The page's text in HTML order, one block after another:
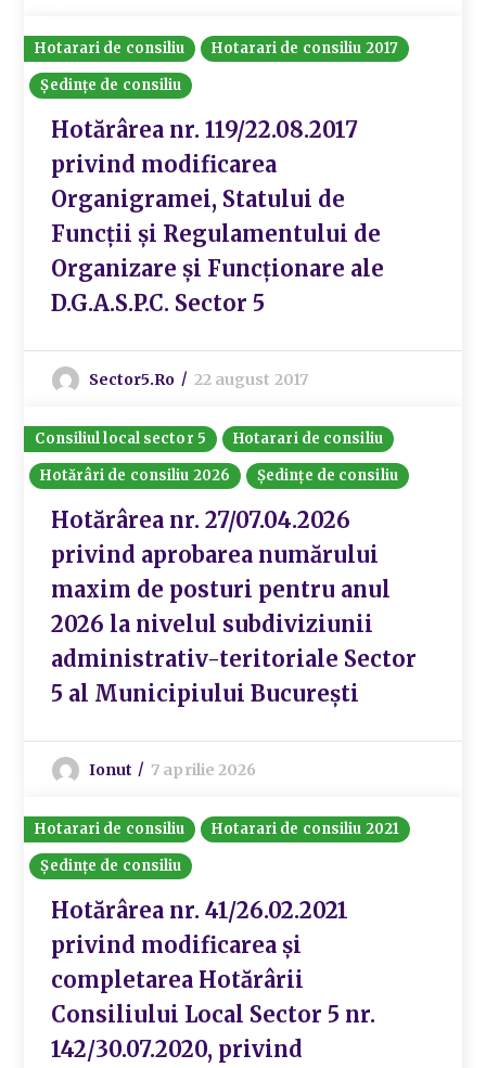
Hotarari de consiliu
Hotarari de consiliu 2017
Ședințe de consiliu
Hotărârea nr. 119/22.08.2017
privind modificarea
Organigramei, Statului de
Funcții și Regulamentului de
Organizare și Funcționare ale
D.G.A.S.P.C. Sector 5
Sector5.ro 22 august 2017
Consiliul local sector 5
Hotarari de consiliu
Hotărâri de consiliu 2026
Ședințe de consiliu
Hotărârea nr. 27/07.04.2026
privind aprobarea numărului
maxim de posturi pentru anul
2026 la nivelul subdiviziunii
administrativ-teritoriale Sector
5 al Municipiului București
Ionut 7 aprilie 2026
Hotarari de consiliu
Hotarari de consiliu 2021
Ședințe de consiliu
Hotărârea nr. 41/26.02.2021
privind modificarea și
completarea Hotărârii
Consiliului Local Sector 5 nr.
142/30.07.2020, privind